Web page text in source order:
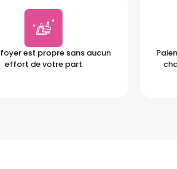
est propre sans aucun
effort de votre part